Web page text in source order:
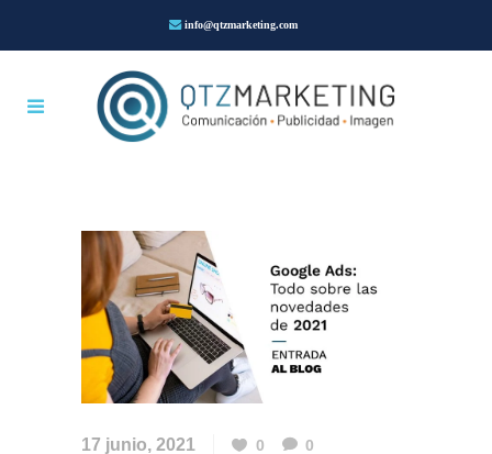
info@qtzmarketing.com
17 junio, 2021 0
0